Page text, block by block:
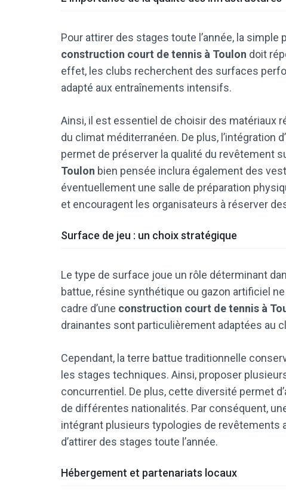
Pour attirer des stages toute l’année, la simple
construction court de tennis à Toulon doit
effet, les clubs recherchent des surfaces
adapté aux entraînements intensifs.
Ainsi, il est essentiel de choisir des matériaux
du climat méditerranéen. De plus, l’intégration
permet de préserver la qualité du revêtement
Toulon bien pensée inclura également des
éventuellement une salle de préparation
et encouragent les organisateurs à réserver
Surface de jeu : un choix stratégique
Le type de surface joue un rôle déterminant
battue, résine synthétique ou gazon artificiel
cadre d’une construction court de tennis à
drainantes sont particulièrement adaptées au
Cependant, la terre battue traditionnelle
les stages techniques. Ainsi, proposer
concurrentiel. De plus, cette diversité permet
de différentes nationalités. Par conséquent,
intégrant plusieurs typologies de
d’attirer des stages toute l’année.
Hébergement et partenariats locaux